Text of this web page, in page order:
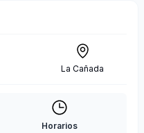
La Cañada
Horarios